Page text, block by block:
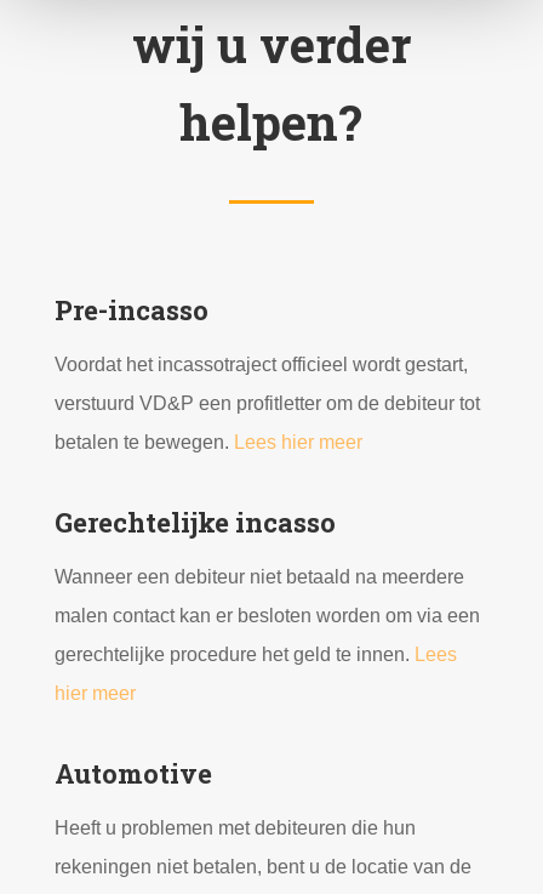
wij u verder
helpen?
Pre-incasso
Voordat het incassotraject officieel wordt gestart,
verstuurd VD&P een profitletter om de debiteur tot
betalen te bewegen. Lees hier meer
Gerechtelijke incasso
Wanneer een debiteur niet betaald na meerdere
malen contact kan er besloten worden om via een
gerechtelijke procedure het geld te innen. Lees
hier meer
Automotive
Heeft u problemen met debiteuren die hun
rekeningen niet betalen, bent u de locatie van de